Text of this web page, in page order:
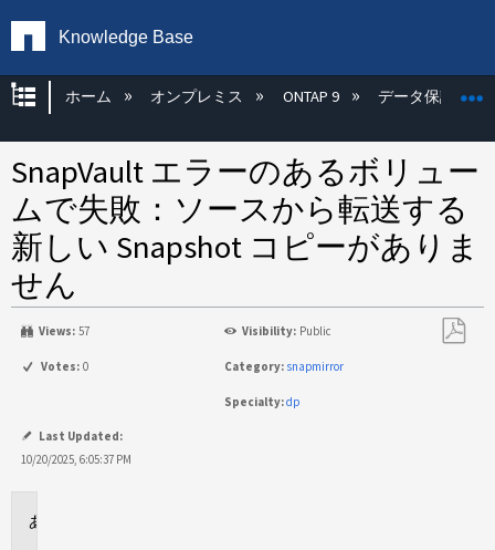
Knowledge Base
グローバル階層を展開/折りたたむ
ホーム オンプレミス ONTAP 9 データ保護
SnapVault エラーのあるボリュー
ムで失敗：ソースから転送する
新しい Snapshot コピーがありま
せん
Views: 57 Visibility: Public
Votes: 0 Category: snapmirror
Specialty:dp
Last Updated:
10/20/2025, 6:05:37 PM